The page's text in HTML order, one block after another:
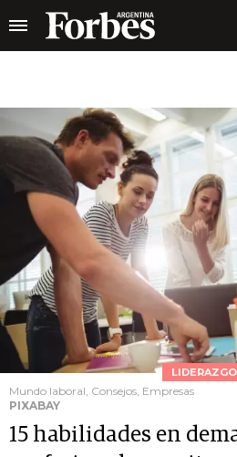
LIDERAZGO
Mundo laboral, Consejos, Empresas
PIXABAY
15 habilidades en